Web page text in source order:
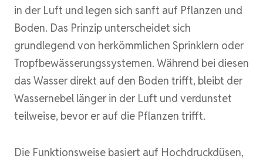
in der Luft und legen sich sanft auf Pflanzen und
Boden. Das Prinzip unterscheidet sich
grundlegend von herkömmlichen Sprinklern oder
Tropfbewässerungssystemen. Während bei diesen
das Wasser direkt auf den Boden trifft, bleibt der
Wassernebel länger in der Luft und verdunstet
teilweise, bevor er auf die Pflanzen trifft.
Die Funktionsweise basiert auf Hochdruckdüsen,